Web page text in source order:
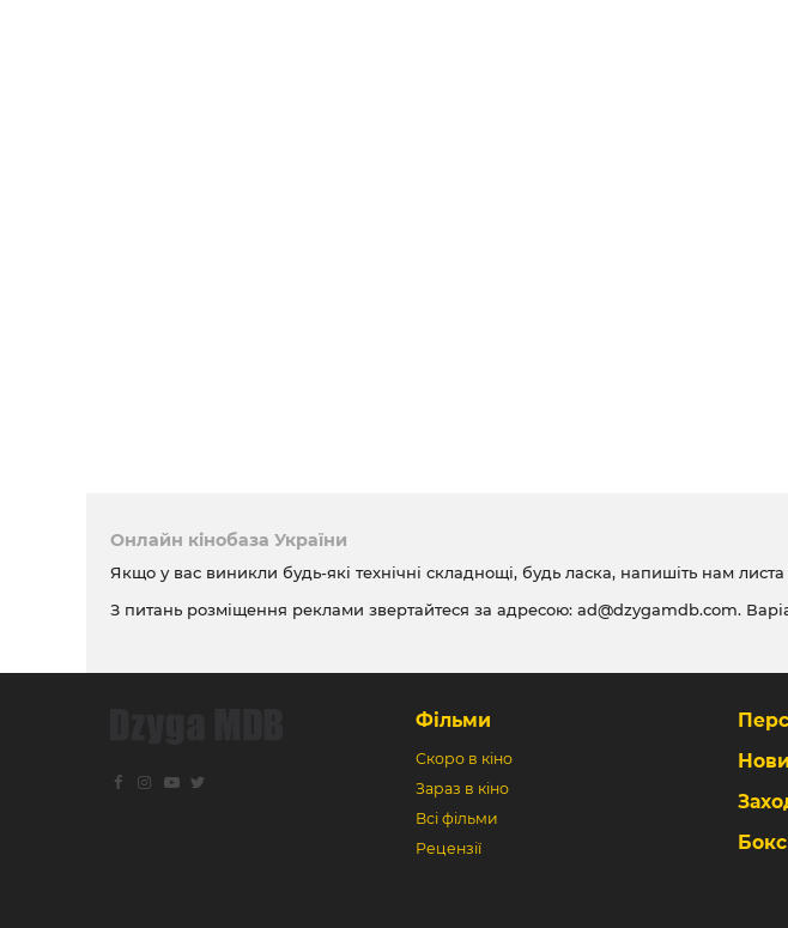
Онлайн кінобаза України
Якщо у вас виникли будь-які технічні складнощі, будь ласка, напишіть нам листа
З питань розміщення реклами звертайтеся за адресою: ad@dzygamdb.com.
Фільми
Скоро в кіно
Зараз в кіно
Всі фільми
Рецензії